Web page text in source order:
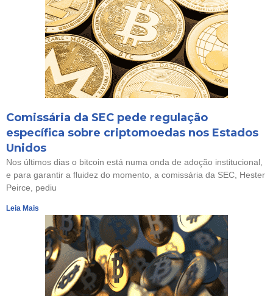
Comissária da SEC pede regulação
específica sobre criptomoedas nos Estados
Unidos
Nos últimos dias o bitcoin está numa onda de adoção institucional,
e para garantir a fluidez do momento, a comissária da SEC, Hester
Peirce, pediu
Leia Mais